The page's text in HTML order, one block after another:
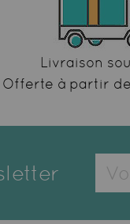
Livraison
Offerte à partir